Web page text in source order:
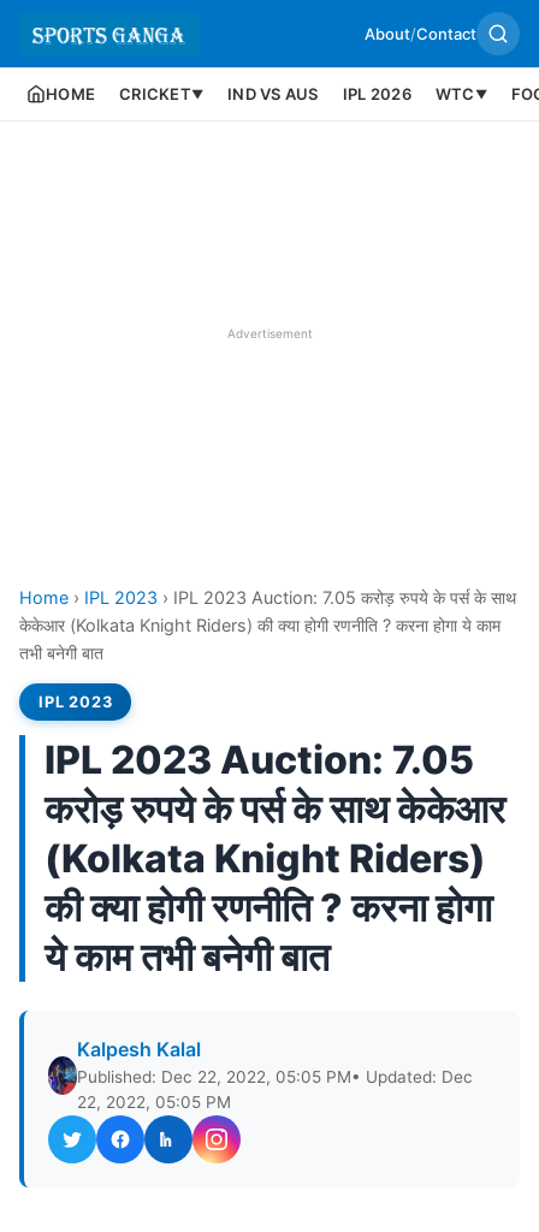
About/Contact
HOME CRICKET▼ IND VS AUS IPL 2026 WTC ▼
Advertisement
Home › IPL 2023 › IPL 2023 Auction: 7.05 करोड़ रुपये के पर्स के साथ
केकेआर (Kolkata Knight Riders) की क्या होगी रणनीति ? करना होगा ये काम
तभी बनेगी बात
IPL 2023
IPL 2023 Auction: 7.05
करोड़ रुपये के पर्स के साथ केकेआर
(Kolkata Knight Riders)
की क्या होगी रणनीति ? करना होगा
ये काम तभी बनेगी बात
Kalpesh Kalal
Published: Dec 22, 2022, 05:05 PM• Updated: Dec
22, 2022, 05:05 PM